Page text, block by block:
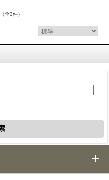
（全3件）